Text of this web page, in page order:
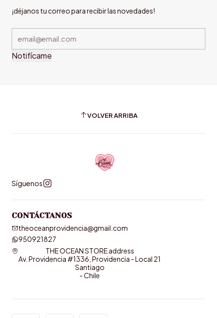
¡déjanos tu correo para recibir las novedades!
Notifícame
VOLVER ARRIBA
Síguenos
CONTÁCTANOS
theoceanprovidencia@gmail.com
950921827
THE OCEAN STORE address
Av. Providencia #1336, Providencia - Local 21
Santiago
- Chile